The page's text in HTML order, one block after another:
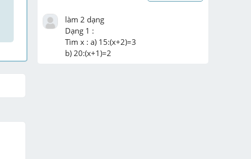
làm 2 dạng
Dạng 1 :
Tìm x : a) 15:(x+2)=3
b) 20:(x+1)=2